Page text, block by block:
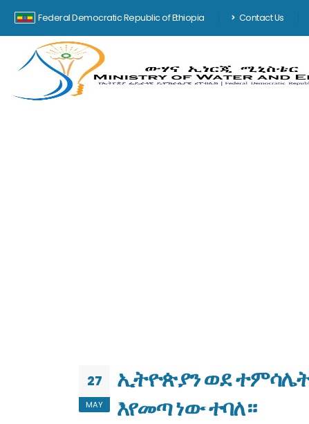
Federal Democratic Republic of Ethiopia Contact Us
27
MAY
ኢትዮጵያን ወደ
እየመጣ ነው ተባለ።